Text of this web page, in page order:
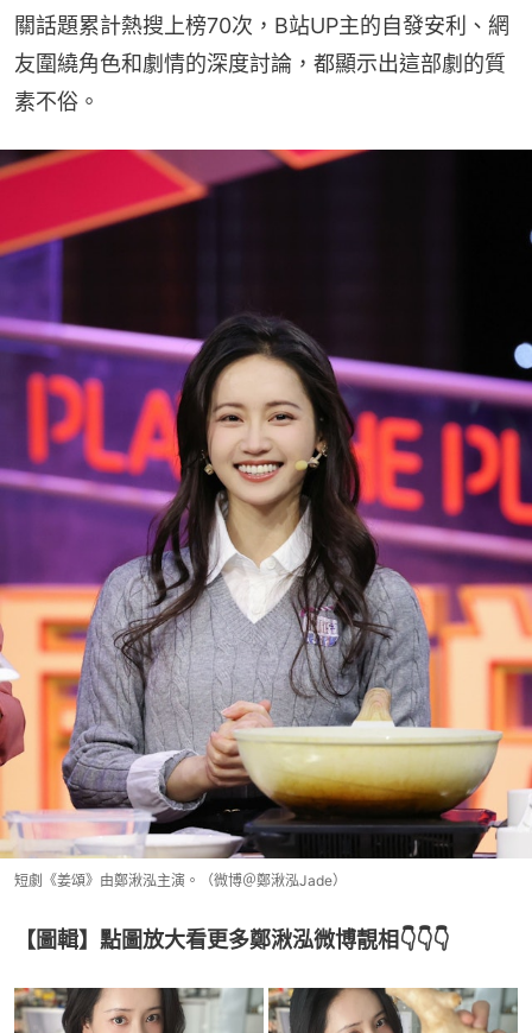
關話題累計熱搜上榜70次，B站UP主的自發安利、網
友圍繞角色和劇情的深度討論，都顯示出這部劇的質
素不俗。
短劇《姜頌》由鄭湫泓主演。（微博＠鄭湫泓Jade）
【圖輯】點圖放大看更多鄭湫泓微博靚相👇👇👇